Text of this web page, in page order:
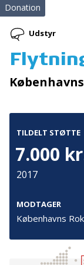
Donation
Udstyr
TILDELT STØTTE
7.000
2017
MODTAGER
Københavns
Tilmeld
De seneste
aktiviteter direkte i
Tilmeld